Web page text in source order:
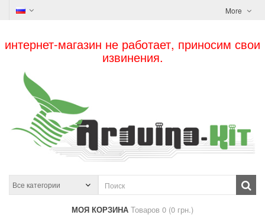
More
интернет-магазин не работает, приносим свои
извинения.
МОЯ КОРЗИНА Товаров 0 (0 грн.)